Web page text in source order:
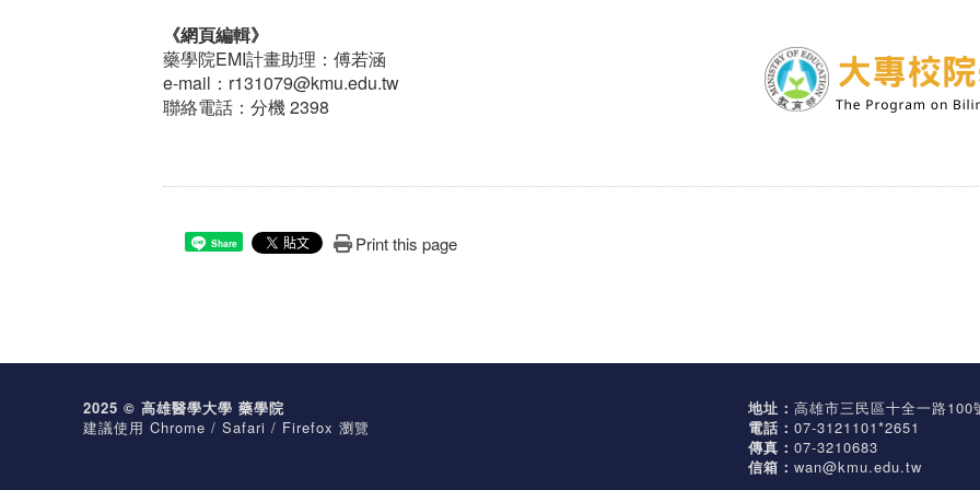
《網頁編輯》
藥學院EMI計畫助理：傅若涵
e-mail：r131079@kmu.edu.tw
聯絡電話：分機 2398
Share Print this page
2025 © 高雄醫學大學 藥學院
建議使用 Chrome / Safari / Firefox 瀏覽
地址：高雄市三民區十全一路100
電話：07-3121101*2651
傳真：07-3210683
信箱：wan@kmu.edu.tw